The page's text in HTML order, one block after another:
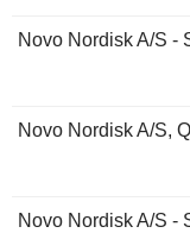
Novo Nordisk A/S -
Novo Nordisk A/S,
Novo Nordisk A/S -